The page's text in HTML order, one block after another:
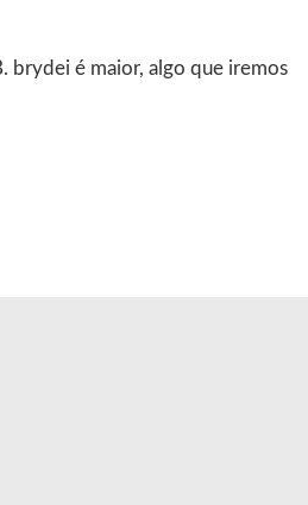
brydei é maior, algo que iremos